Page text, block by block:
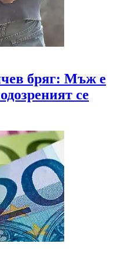
бряг: Мъж е
се